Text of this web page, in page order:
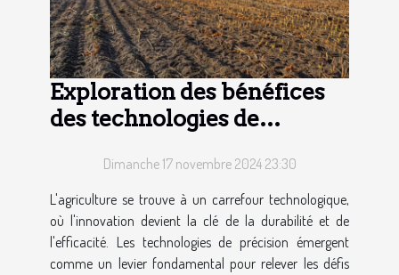
Exploration des bénéfices
des technologies de
durableDimanche 17 novembre 2024 23:30
L'agriculture se trouve à un carrefour technologique,
où l'innovation devient la clé de la durabilité et de
l'efficacité. Les technologies de précision émergent
comme un levier fondamental pour relever les défis